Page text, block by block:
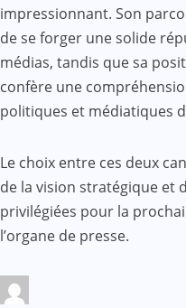
impressionnant. Son
de se forger une solide
médias, tandis que sa
confère une
politiques et médiatiques
Le choix entre ces deux
de la vision stratégique et
privilégiées pour la
l’organe de presse.